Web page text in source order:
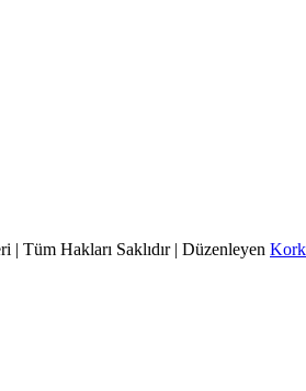
Tüm Hakları Saklıdır | Düzenleyen